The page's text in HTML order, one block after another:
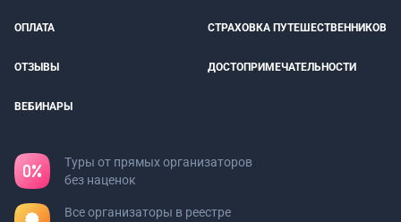
ОПЛАТА СТРАХОВКА ПУТЕШЕСТВЕННИКОВ
ОТЗЫВЫ ДОСТОПРИМЕЧАТЕЛЬНОСТИ
ВЕБИНАРЫ
Туры от прямых организаторов
без наценок
Все организаторы в реестре